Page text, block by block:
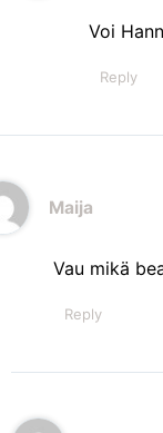
Voi
Reply
Maija
Vau mikä
Reply